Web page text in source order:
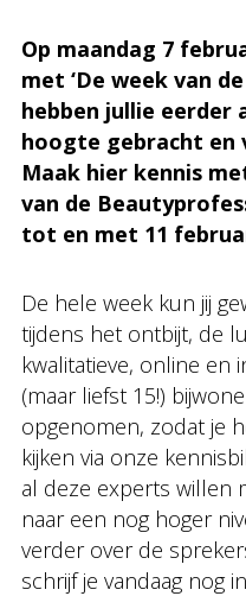
Op maandag 7
met ‘De week van
hebben jullie
hoogte gebracht en
Maak hier kennis
van de
tot en met 11
De hele week kun jij
tijdens het ontbijt, de
kwalitatieve, online en
(maar liefst 15!)
opgenomen, zodat je
kijken via onze
al deze experts willen
naar een nog hoger
verder over de
schrijf je vandaag nog